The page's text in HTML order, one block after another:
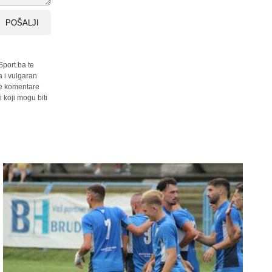
POŠALJI
te
i vulgaran
komentare
koji mogu biti